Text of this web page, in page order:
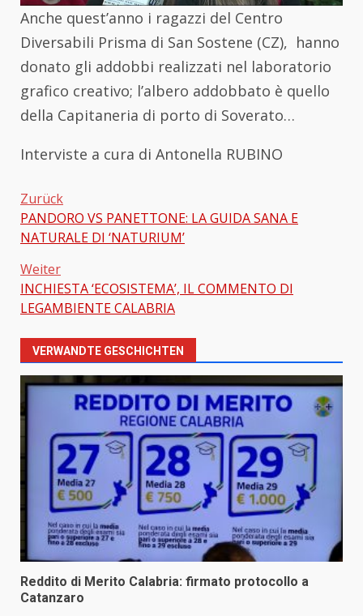
Anche quest’anno i ragazzi del Centro
Diversabili Prisma di San Sostene (CZ), hanno
donato gli addobbi realizzati nel laboratorio
grafico creativo; l’albero addobbato è quello
della Capitaneria di porto di Soverato…
Interviste a cura di Antonella RUBINO
Beitragsnavigation
Zurück
PANDORO VS PANETTONE: LA GUIDA SANA E
NATURALE DI ‘NATURIUM’
Weiter
INCHIESTA ‘ECOSISTEMA’, IL COMMENTO DI
LEGAMBIENTE CALABRIA
VERWANDTE GESCHICHTEN
Reddito di Merito Calabria: firmato protocollo a
Catanzaro